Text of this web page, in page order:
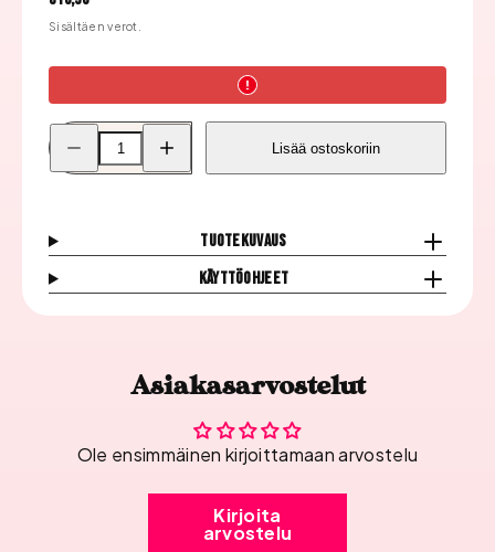
Sisältäen verot.
Pienennä
Color
Club
Color
Club
Lisää ostoskoriin
Tuotekuvaus
Käyttöohjeet
Asiakasarvostelut
Ole ensimmäinen kirjoittamaan arvostelu
Kirjoita
arvostelu